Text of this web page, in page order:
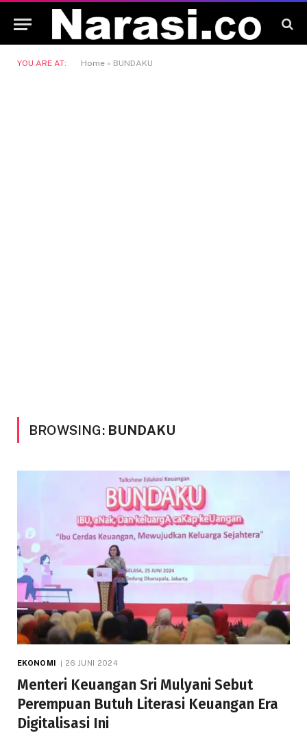
YOU ARE AT: Home » BUNDAKU
BROWSING: BUNDAKU
EKONOMI 26 JUNI 2024
Menteri Keuangan Sri Mulyani Sebut
Perempuan Butuh Literasi Keuangan Era
Digitalisasi Ini